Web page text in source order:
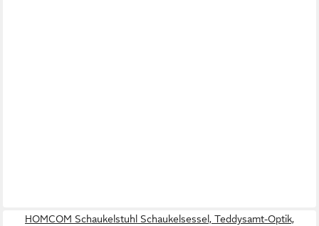
HOMCOM Schaukelstuhl Schaukelsessel, Teddysamt-Optik,